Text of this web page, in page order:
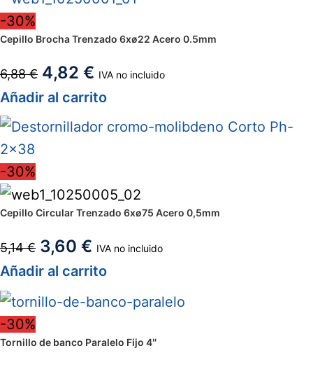
-30%
Cepillo Brocha Trenzado 6xø22 Acero 0.5mm
6,88€ 4,82 € IVA no incluido
Añadir al carrito
-30%
Cepillo Circular Trenzado 6xø75 Acero 0,5mm
5,14€ 3,60 € IVA no incluido
Añadir al carrito
-30%
Tornillo de banco Paralelo Fijo 4″